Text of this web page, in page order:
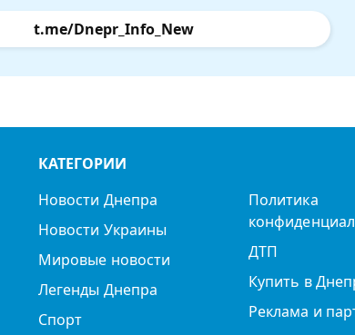
t.me/Dnepr_Info_New
КАТЕГОРИИ
Новости Днепра
Новости Украины
Мировые новости
Легенды Днепра
Спорт
Политика
ДТП
Купить в
Реклама и